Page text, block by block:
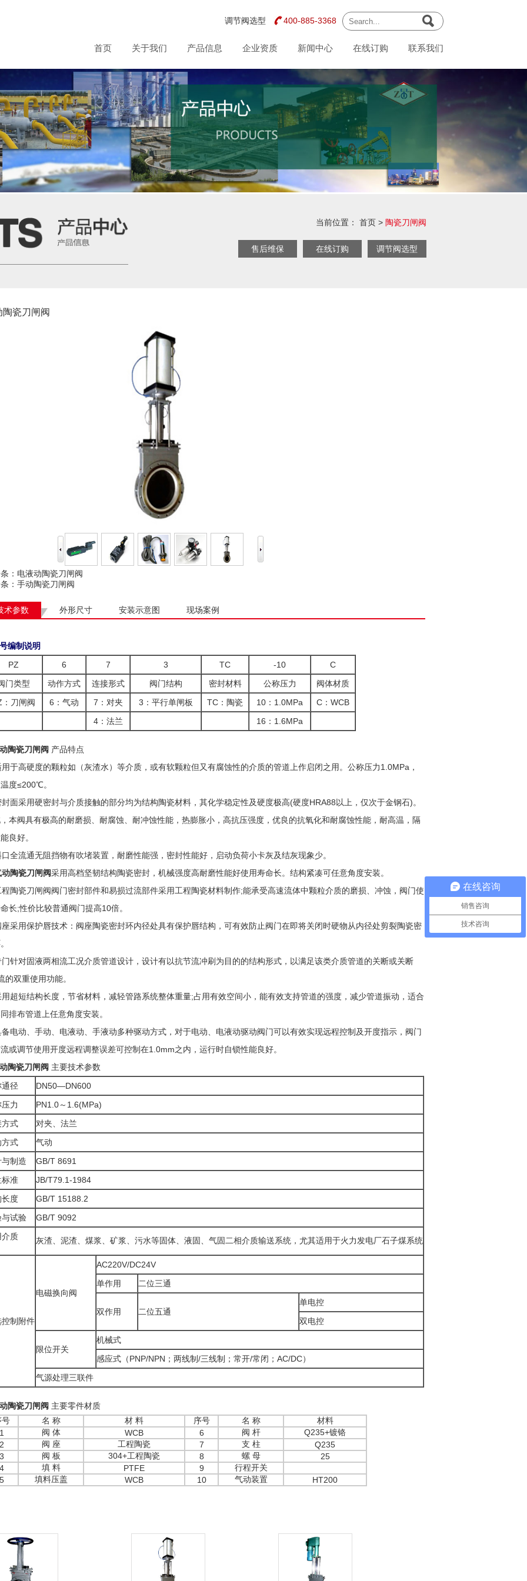
调节阀选型 400-885-3368
首页 关于我们 产品信息 企业资质 新闻中心 在线订购 联系我们
当前位置： 首页 > 陶瓷刀闸阀
调节阀选型
在线订购
售后维保
陶瓷刀闸阀
： 电液动陶瓷刀闸阀
： 手动陶瓷刀闸阀
术参数 外形尺寸 安装示意图 现场案例
编制说明
PZ
6 7 3 TC -10
C
门类型
动作方式 连接形式 阀门结构 密封材料 公称压力
阀体材质
：刀闸阀
6：气动 7：对夹 3：平行单闸板 TC：陶瓷 10：1.0MPa
C：WCB
4：法兰
16：1.6MPa
陶瓷刀闸阀 产品特点
于高硬度的颗粒如（灰渣水）等介质，或有软颗粒但又有腐蚀性的介质的管道上作启闭之用。公称压力1.0MPa，
度≤200℃。
面采用硬密封与介质接触的部分均为结构陶瓷材料，其化学稳定性及硬度极高(硬度HRA88以上，仅次于金钢石)。
本阀具有极高的耐磨损、耐腐蚀、耐冲蚀性能，热膨胀小，高抗压强度，优良的抗氧化和耐腐蚀性能，耐高温，隔
良好。
全流通无阻挡物有吹堵装置，耐磨性能强，密封性能好，启动负荷小卡灰及结灰现象少。
动陶瓷刀闸阀采用高档坚韧结构陶瓷密封，机械强度高耐磨性能好使用寿命长。结构紧凑可任意角度安装。
陶瓷刀闸阀阀门密封部件和易损过流部件采用工程陶瓷材料制作;能承受高速流体中颗粒介质的磨损、冲蚀，阀门使
长;性价比较普通阀门提高10倍。
采用保护唇技术：阀座陶瓷密封环内径处具有保护唇结构，可有效防止阀门在即将关闭时硬物从内径处剪裂陶瓷密
针对固液两相流工况介质管道设计，设计有以抗节流冲刷为目的的结构形式，以满足该类介质管道的关断或关断
的双重使用功能。
超短结构长度，节省材料，减轻管路系统整体重量;占用有效空间小，能有效支持管道的强度，减少管道振动，适合
排布管道上任意角度安装。
电动、手动、电液动、手液动多种驱动方式，对于电动、电液动驱动阀门可以有效实现远程控制及开度指示，阀门
或调节使用开度远程调整误差可控制在1.0mm之内，运行时自锁性能良好。
陶瓷刀闸阀 主要技术参数
径
DN50—DN600
力
PN1.0～1.6(MPa)
方式
对夹、法兰
方式
气动
制造
GB/T 8691
标准
JB/T79.1-1984
长度
GB/T 15188.2
与试验
GB/T 9092
介质
灰渣、泥渣、煤浆、矿浆、污水等固体、液固、气固二相介质输送系统，尤其适用于火力发电厂石子煤系统
控制附件
电磁换向阀
AC220V/DC24V
单作用
二位三通
双作用 二位五通
单电控
双电控
限位开关
机械式
感应式（PNP/NPN；两线制/三线制；常开/常闭；AC/DC）
气源处理三联件
陶瓷刀闸阀 主要零件材质
号
名 称 材 料 序号 名 称
材料
1
阀 体 WCB 6 阀 杆
Q235+镀铬
2
阀 座 工程陶瓷 7 支 柱
Q235
3
阀 板 304+工程陶瓷 8 螺 母
25
4
填 料 PTFE 9
行程开关
5
填料压盖 WCB 10 气动装置 HT200
在线咨询
销售咨询
技术咨询